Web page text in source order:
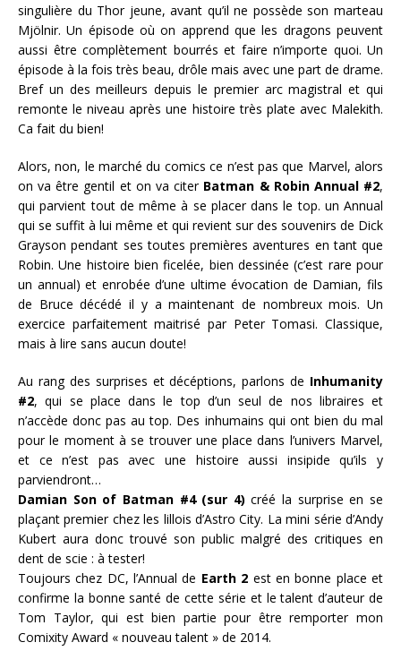
singulière du Thor jeune, avant qu’il ne possède son marteau
Mjölnir. Un épisode où on apprend que les dragons peuvent
aussi être complètement bourrés et faire n’importe quoi. Un
épisode à la fois très beau, drôle mais avec une part de drame.
Bref un des meilleurs depuis le premier arc magistral et qui
remonte le niveau après une histoire très plate avec Malekith.
Ca fait du bien!
Alors, non, le marché du comics ce n’est pas que Marvel, alors
on va être gentil et on va citer Batman & Robin Annual #2,
qui parvient tout de même à se placer dans le top. un Annual
qui se suffit à lui même et qui revient sur des souvenirs de Dick
Grayson pendant ses toutes premières aventures en tant que
Robin. Une histoire bien ficelée, bien dessinée (c’est rare pour
un annual) et enrobée d’une ultime évocation de Damian, fils
de Bruce décédé il y a maintenant de nombreux mois. Un
exercice parfaitement maitrisé par Peter Tomasi. Classique,
mais à lire sans aucun doute!
Au rang des surprises et décéptions, parlons de Inhumanity
#2, qui se place dans le top d’un seul de nos libraires et
n’accède donc pas au top. Des inhumains qui ont bien du mal
pour le moment à se trouver une place dans l’univers Marvel,
et ce n’est pas avec une histoire aussi insipide qu’ils y
parviendront…
Damian Son of Batman #4 (sur 4) créé la surprise en se
plaçant premier chez les lillois d’Astro City. La mini série d’Andy
Kubert aura donc trouvé son public malgré des critiques en
dent de scie : à tester!
Toujours chez DC, l’Annual de Earth 2 est en bonne place et
confirme la bonne santé de cette série et le talent d’auteur de
Tom Taylor, qui est bien partie pour être remporter mon
Comixity Award « nouveau talent » de 2014.